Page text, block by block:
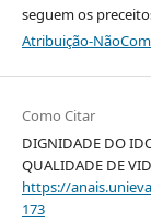
seguem os
Atribuição-
Como Citar
DIGNIDADE DO
QUALIDADE DE
https://
173